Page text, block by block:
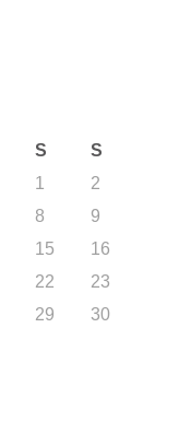
S
S
1
2
8
9
15
16
22
23
29
30